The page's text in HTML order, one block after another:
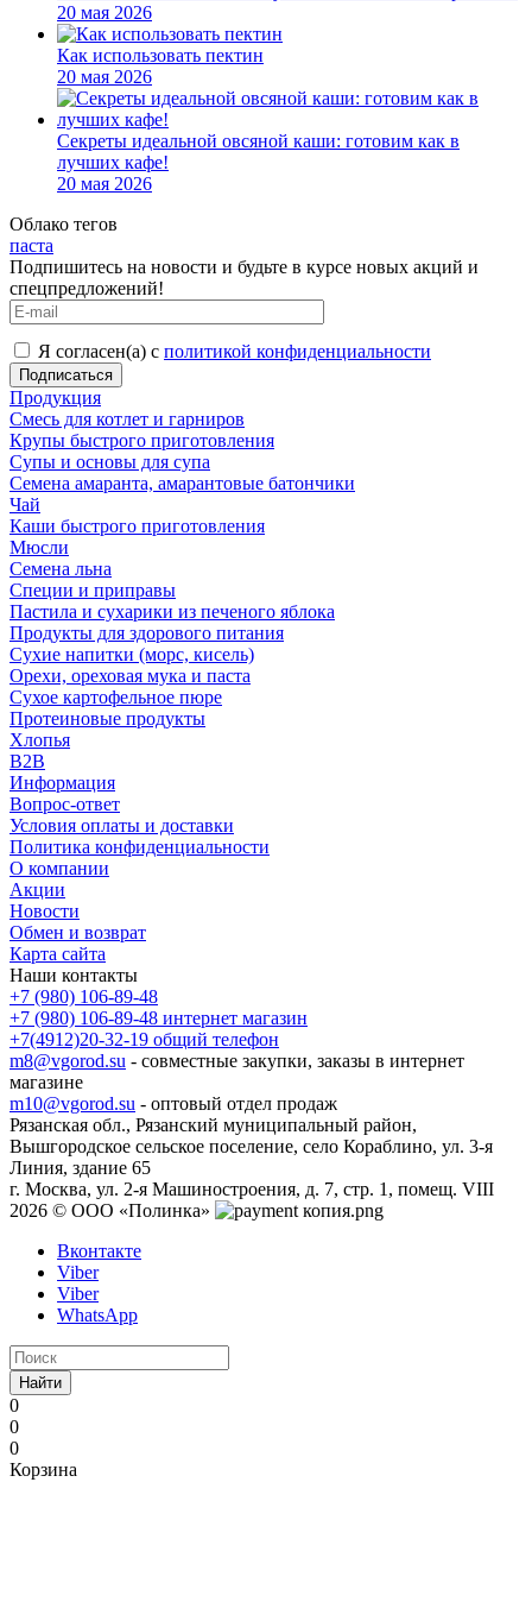
20 мая 2026
Как использовать пектин
20 мая 2026
Секреты идеальной овсяной каши: готовим как в
лучших кафе!
20 мая 2026
Облако тегов
паста
Подпишитесь на новости и будьте в курсе новых акций и
спецпредложений!
Я согласен(а) с политикой конфиденциальности
Продукция
Смесь для котлет и гарниров
Крупы быстрого приготовления
Супы и основы для супа
Семена амаранта, амарантовые батончики
Чай
Каши быстрого приготовления
Мюсли
Семена льна
Специи и приправы
Пастила и сухарики из печеного яблока
Продукты для здорового питания
Сухие напитки (морс, кисель)
Орехи, ореховая мука и паста
Сухое картофельное пюре
Протеиновые продукты
Хлопья
B2B
Информация
Вопрос-ответ
Условия оплаты и доставки
Политика конфиденциальности
О компании
Акции
Новости
Обмен и возврат
Карта сайта
Наши контакты
+7 (980) 106-89-48
+7 (980) 106-89-48 интернет магазин
+7(4912)20-32-19 общий телефон
m8@vgorod.su - совместные закупки, заказы в интернет
магазине
m10@vgorod.su - оптовый отдел продаж
Рязанская обл., Рязанский муниципальный район,
Вышгородское сельское поселение, село Кораблино, ул. 3-я
Линия, здание 65
г. Москва, ул. 2-я Машиностроения, д. 7, стр. 1, помещ. VIII
2026 © ООО «Полинка»
Вконтакте
Viber
Viber
WhatsApp
Найти
0
0
0
Корзина